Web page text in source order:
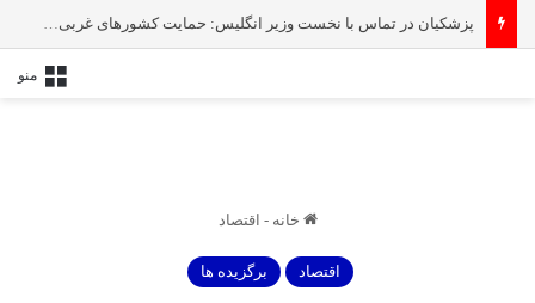
پزشکیان در تماس با نخست‌ وزیر انگلیس: حمایت کشور‌های غربی از رژیم صهیونیستی امنیت منطقه و جهان را به خطر انداخته است
منو
خانه - اقتصاد
اقتصاد برگزیده ها